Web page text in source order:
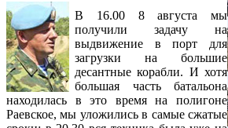
В 16.00 8 августа мы
получили задачу на
выдвижение в порт для
загрузки на большие
десантные корабли. И хотя
большая часть батальона
находилась в это время на полигоне
Раевское, мы уложились в самые сжатые